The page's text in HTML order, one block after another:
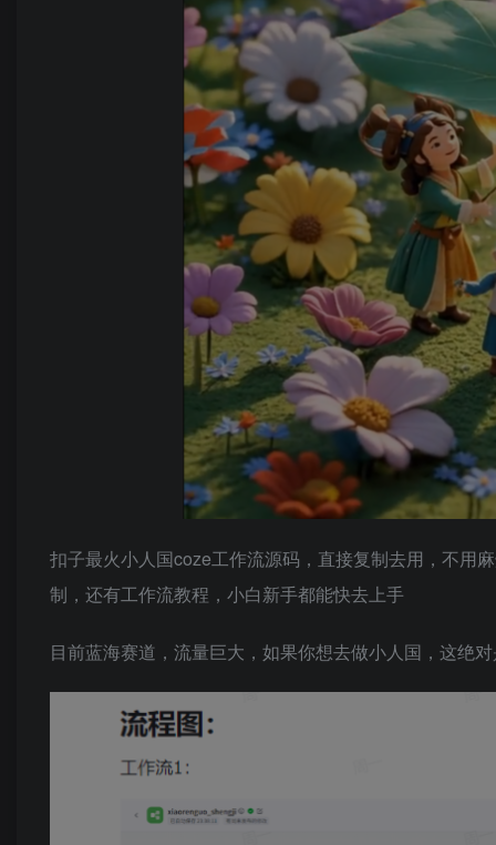
扣子最火小人国coze工作流源码，直接复制去用，不用
制，还有工作流教程，小白新手都能快去上手
目前蓝海赛道，流量巨大，如果你想去做小人国，这绝